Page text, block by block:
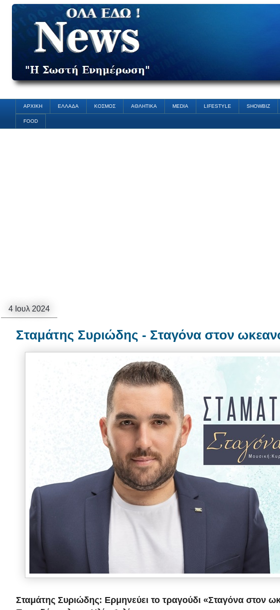
ΑΡΧΙΚΗ ΕΛΛΑΔΑ ΚΟΣΜΟΣ ΑΘΛΗΤΙΚΑ MEDIA LIFESTYLE SHOWBIZ
FOOD
4 Ιουλ 2024
Σταμάτης Συριώδης - Σταγόνα στον
Σταμάτης Συριώδης: Ερμηνεύει το τραγούδι «Σταγόνα στον